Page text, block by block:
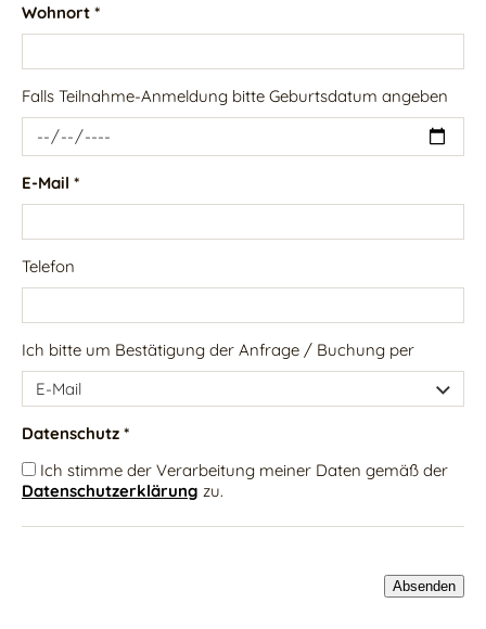
Wohnort *
Falls Teilnahme-Anmeldung bitte Geburtsdatum angeben
E-Mail *
Telefon
Ich bitte um Bestätigung der Anfrage / Buchung per
Datenschutz *
Ich stimme der Verarbeitung meiner Daten gemäß der
Datenschutzerklärung zu.